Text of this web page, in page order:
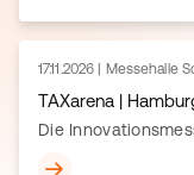
17.11.2026 | Messehalle
TAXarena |
Die